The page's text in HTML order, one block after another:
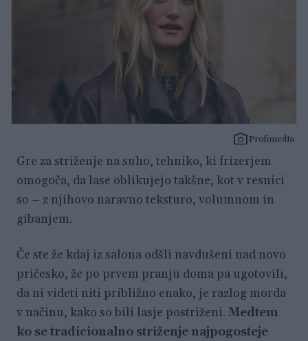
Profimedia
Gre za striženje na suho, tehniko, ki frizerjem
omogoča, da lase oblikujejo takšne, kot v resnici
so – z njihovo naravno teksturo, volumnom in
gibanjem.
Če ste že kdaj iz salona odšli navdušeni nad novo
pričesko, že po prvem pranju doma pa ugotovili,
da ni videti niti približno enako, je razlog morda
v načinu, kako so bili lasje postriženi. Medtem
ko se tradicionalno striženje najpogosteje